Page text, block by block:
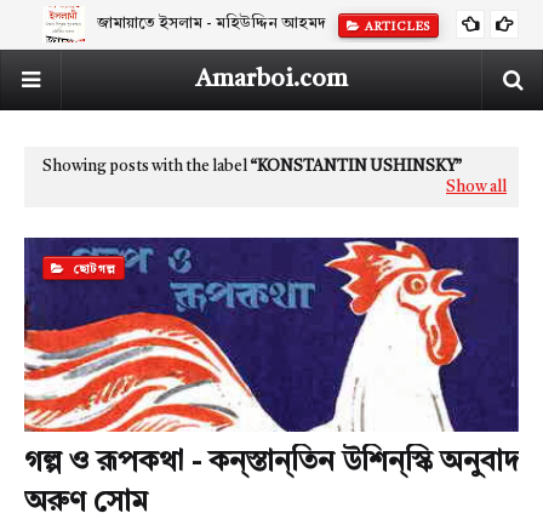
জামায়াতে ইসলাম - মহিউদ্দিন আহমদ ARTICLES
Amarboi.com
Showing posts with the label
KONSTANTIN USHINSKY
Show all
ছোটগল্প
গল্প ও রূপকথা - কন্‌স্তান্‌তিন উশিন্‌স্কি অনুবাদ
অরুণ সোম